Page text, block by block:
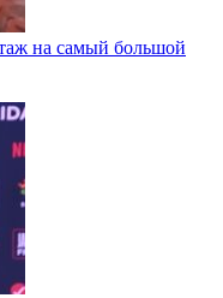
на самый большой